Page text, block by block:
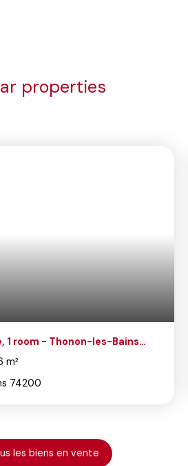
properties
1 room - Thonon-les-Bains
m²
74200
les biens en vente